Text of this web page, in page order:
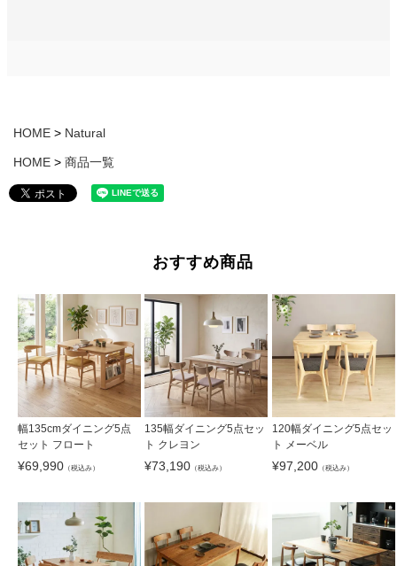
HOME Natural
HOME 商品一覧
おすすめ商品
幅135cmダイニング5点
セット フロート
¥69,990 （税込み）
135幅ダイニング5点セッ
ト クレヨン
¥73,190 （税込み）
120幅ダイニング5点セッ
ト メーベル
¥97,200（税込み）